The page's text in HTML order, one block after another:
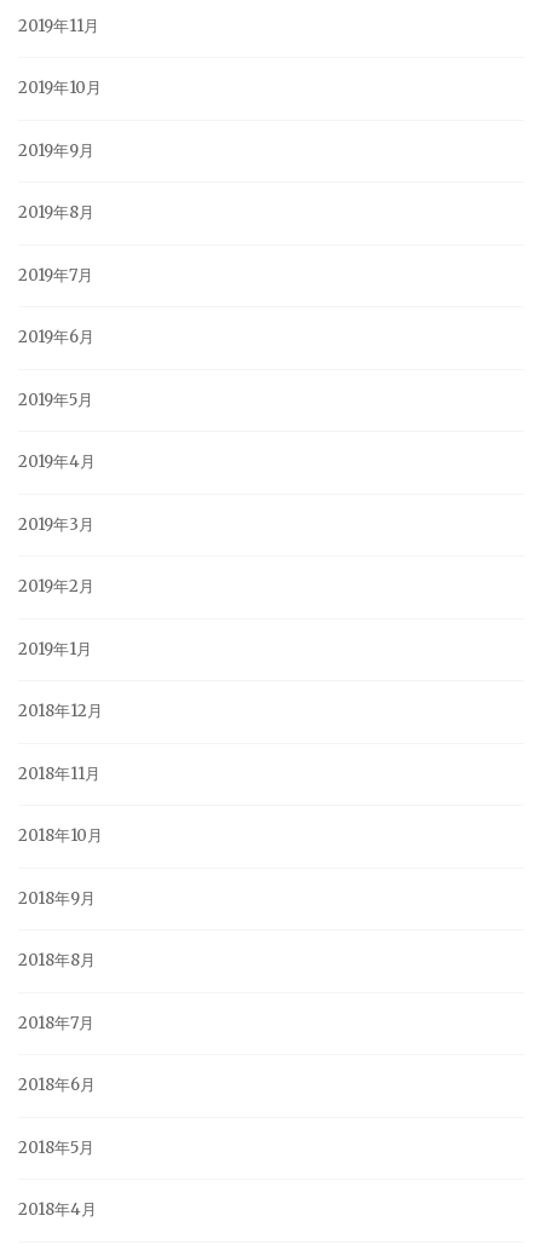
2019年11月
2019年10月
2019年9月
2019年8月
2019年7月
2019年6月
2019年5月
2019年4月
2019年3月
2019年2月
2019年1月
2018年12月
2018年11月
2018年10月
2018年9月
2018年8月
2018年7月
2018年6月
2018年5月
2018年4月